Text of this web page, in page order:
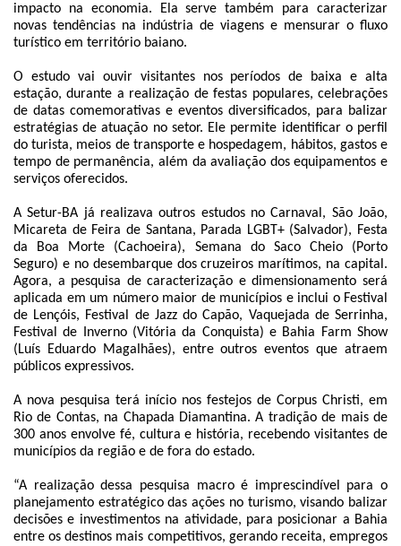
impacto na economia. Ela serve também para caracterizar
novas tendências na indústria de viagens e mensurar o fluxo
turístico em território baiano.
O estudo vai ouvir visitantes nos períodos de baixa e alta
estação, durante a realização de festas populares, celebrações
de datas comemorativas e eventos diversificados, para balizar
estratégias de atuação no setor. Ele permite identificar o perfil
do turista, meios de transporte e hospedagem, hábitos, gastos e
tempo de permanência, além da avaliação dos equipamentos e
serviços oferecidos.
A Setur-BA já realizava outros estudos no Carnaval, São João,
Micareta de Feira de Santana, Parada LGBT+ (Salvador), Festa
da Boa Morte (Cachoeira), Semana do Saco Cheio (Porto
Seguro) e no desembarque dos cruzeiros marítimos, na capital.
Agora, a pesquisa de caracterização e dimensionamento será
aplicada em um número maior de municípios e inclui o Festival
de Lençóis, Festival de Jazz do Capão, Vaquejada de Serrinha,
Festival de Inverno (Vitória da Conquista) e Bahia Farm Show
(Luís Eduardo Magalhães), entre outros eventos que atraem
públicos expressivos.
A nova pesquisa terá início nos festejos de Corpus Christi, em
Rio de Contas, na Chapada Diamantina. A tradição de mais de
300 anos envolve fé, cultura e história, recebendo visitantes de
municípios da região e de fora do estado.
“A realização dessa pesquisa macro é imprescindível para o
planejamento estratégico das ações no turismo, visando balizar
decisões e investimentos na atividade, para posicionar a Bahia
entre os destinos mais competitivos, gerando receita, empregos